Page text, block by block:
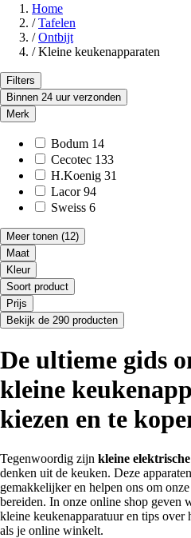
Home
/ Tafelen
/ Ontbijt
/ Kleine keukenapparaten
Filters
Binnen 24 uur verzonden
Merk
Bodum 14
Cecotec 133
H.Koenig 31
Lacor 94
Sweiss 6
Meer tonen (12)
Maat
Kleur
Soort product
Prijs
Bekijk de 290 producten
De ultieme gids
kleine
kiezen en te
Tegenwoordig zijn kleine
denken uit de keuken. Deze
gemakkelijker en helpen ons om
bereiden. In onze online shop geven
kleine keukenapparatuur en tips over
als je online winkelt.